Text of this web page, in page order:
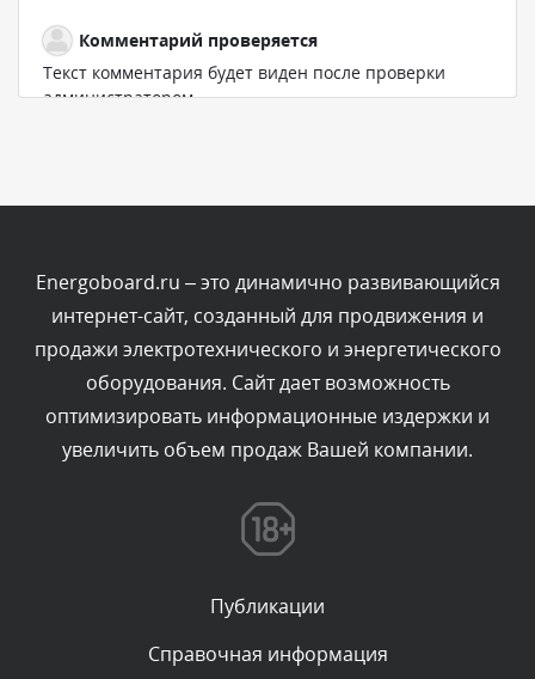
Комментарий проверяется
Текст комментария будет виден после проверки
администратором.
Комментарий проверяется
Текст комментария будет виден после проверки
администратором.
Сегодня, в 12:19
Комментарий проверяется
Текст комментария будет виден после проверки
Комментарий проверяется
Текст комментария будет виден после проверки
администратором.
Energoboard.ru – это динамично развивающийся
интернет-сайт, созданный для продвижения и
продажи электротехнического и энергетического
оборудования. Сайт дает возможность
оптимизировать информационные издержки и
увеличить объем продаж Вашей компании.
Публикации
Справочная информация